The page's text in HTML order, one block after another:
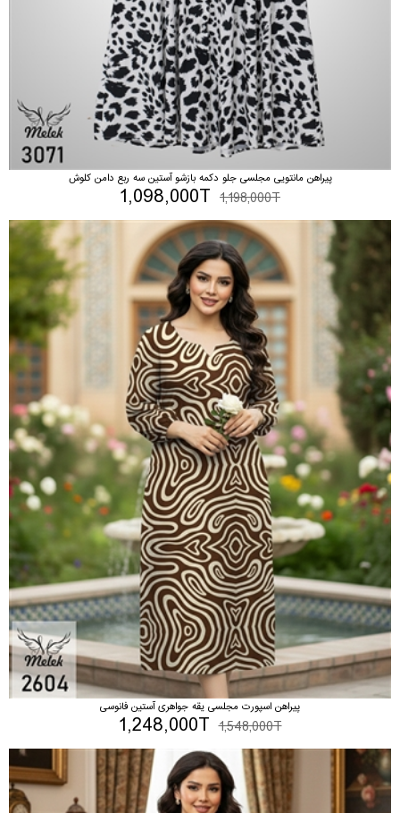
پیراهن مانتویی مجلسی جلو دکمه بازشو آستین سه ربع دامن کلوش
1,198,000T
1,098,000T
پیراهن اسپورت مجلسی یقه جواهری آستین فانوسی
1,548,000T
1,248,000T